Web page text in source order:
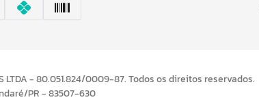
LTDA - 80.051.824/0009-87. Todos os direitos reservados.
PR - 83507-630